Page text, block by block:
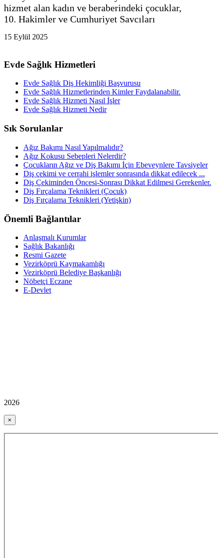
hizmet alan kadın ve beraberindeki çocuklar,
10. Hakimler ve Cumhuriyet Savcıları
15 Eylül 2025
Evde Sağlık Hizmetleri
Evde Sağlık Diş Hekimliği Başvurusu
Evde Sağlık Hizmetlerinden Kimler Faydalanabilir.
Evde Sağlık Hizmeti Nasıl İşler
Evde Sağlık Hizmeti Nedir
Sık Sorulanlar
Ağız Bakımı Nasıl Yapılmalıdır?
Ağız Kokusu Sebepleri Nelerdir?
Çocukların Ağız ve Diş Bakımı İçin Ebeveynlere Tavsiyeler
Diş çekimi ve cerrahi işlemler sonrasında dikkat edilecek ...
Diş Çekiminden Öncesi-Sonrası Dikkat Edilmesi Gerekenler.
Diş Fırçalama Teknikleri (Çocuk)
Diş Fırçalama Teknikleri (Yetişkin)
Önemli Bağlantılar
Anlaşmalı Kurumlar
Sağlık Bakanlığı
Resmi Gazete
Vezirköprü Kaymakamlığı
Vezirköprü Belediye Başkanlığı
Nöbetçi Eczane
E-Devlet
2026
×